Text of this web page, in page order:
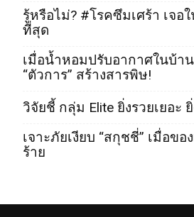
รู้หรือไม่? #โรคซึมเศร้า เจ
ที่สุด
เมื่อน้ำหอมปรับอากาศในบ้า
“ตัวการ” สร้างสารพิษ!
วิจัยชี้ กลุ่ม Elite ยิ่งรวยเยอะ
เจาะภัยเงียบ “สกุชชี่” เมื่อขอ
ร้าย